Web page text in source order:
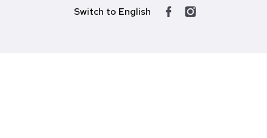
Switch to English